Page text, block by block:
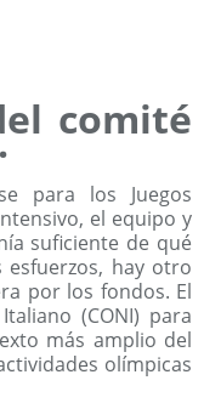
comité
para los Juegos
el equipo y
suficiente de qué
hay otro
por los fondos. El
(CONI) para
más amplio del
olímpicas